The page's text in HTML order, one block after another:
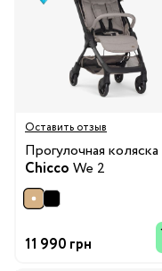
Оставить отзыв
Прогулочная коляска
Chicco We 2
11 990 грн